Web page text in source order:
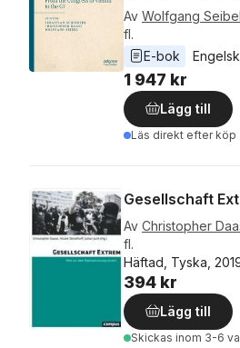
Av Wolfgang Seibel
fl.
E-bok
1 947 kr
Lägg till
Läs direkt efter köp
Gesellschaft
Av Christopher
fl.
Häftad, Tyska,
394 kr
Lägg till
Skickas inom 3-6